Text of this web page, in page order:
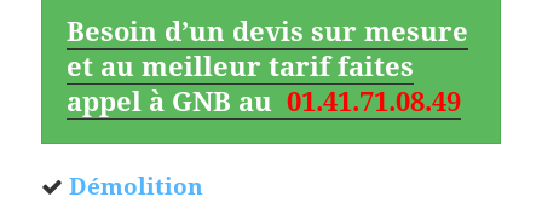
Besoin d’un devis sur mesure
et au meilleur tarif faites
appel à GNB au01.41.71.08.49
Démolition